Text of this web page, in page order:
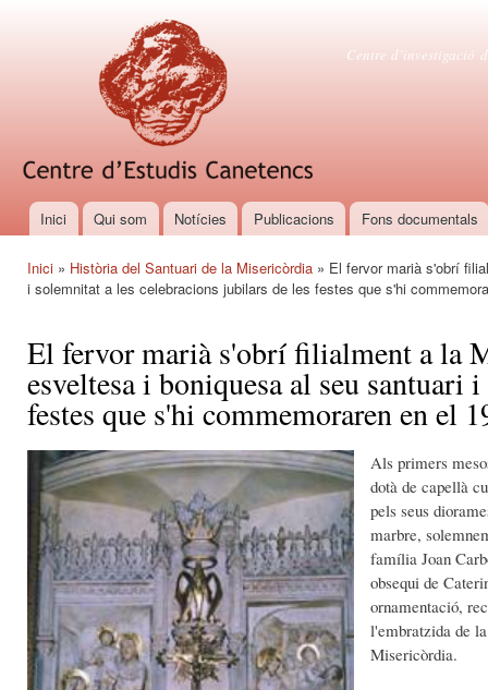
Centre
Centre
Menú principal
Inici Qui som Notícies Publicacions Fons documentals
Esteu aquí
Inici » Història del Santuari de la Misericòrdia » El fervor marià s'obrí
i solemnitat a les celebracions jubilars de les festes que s'hi
El fervor marià s'obrí filialment a la
esveltesa i boniquesa al seu
festes que s'hi commemoraren en el
Als primers
dotà de capellà
pels seus
marbre,
família Joan
obsequi de
ornamentació,
l'embratzida de
Misericòrdia.